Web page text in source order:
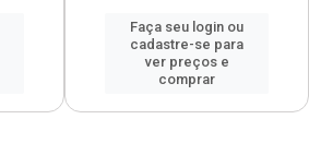
Faça seu login ou
cadastre-se para
ver preços e
comprar